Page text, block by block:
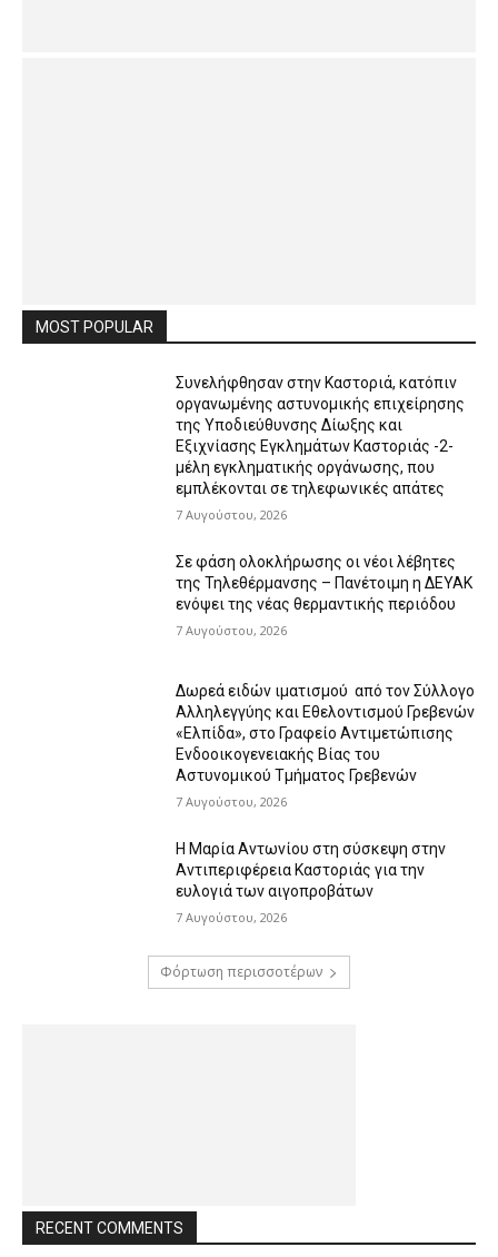
MOST POPULAR
Συνελήφθησαν στην Καστοριά, κατόπιν
οργανωμένης αστυνομικής επιχείρησης
της Υποδιεύθυνσης Δίωξης και
Εξιχνίασης Εγκλημάτων Καστοριάς -2-
μέλη εγκληματικής οργάνωσης, που
εμπλέκονται σε τηλεφωνικές απάτες
7 Αυγούστου, 2026
Σε φάση ολοκλήρωσης οι νέοι λέβητες
της Τηλεθέρμανσης – Πανέτοιμη η ΔΕΥΑΚ
ενόψει της νέας θερμαντικής περιόδου
7 Αυγούστου, 2026
Δωρεά ειδών ιματισμού από τον Σύλλογο
Αλληλεγγύης και Εθελοντισμού Γρεβενών
«Ελπίδα», στο Γραφείο Αντιμετώπισης
Ενδοοικογενειακής Βίας του
Αστυνομικού Τμήματος Γρεβενών
7 Αυγούστου, 2026
Η Μαρία Αντωνίου στη σύσκεψη στην
Αντιπεριφέρεια Καστοριάς για την
ευλογιά των αιγοπροβάτων
7 Αυγούστου, 2026
Φόρτωση περισσοτέρων
RECENT COMMENTS